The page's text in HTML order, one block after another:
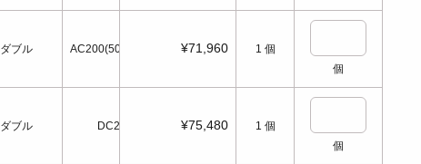
ダブル AC200(50/60Hz)
ダブル DC24
¥71,960 1 個
個
¥75,480 1 個
個